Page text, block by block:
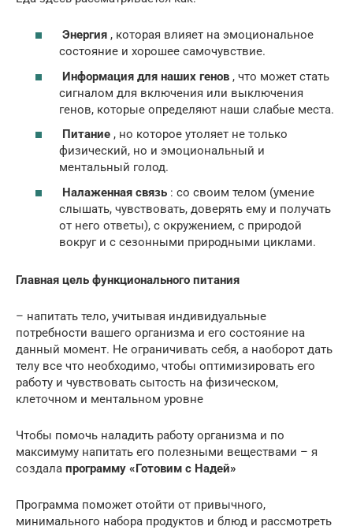
Энергия , которая влияет на эмоциональное
состояние и хорошее самочувствие.
Информация для наших генов , что может стать
сигналом для включения или выключения
генов, которые определяют наши слабые места.
Питание , но которое утоляет не только
физический, но и эмоциональный и
ментальный голод.
Налаженная связь : со своим телом (умение
слышать, чувствовать, доверять ему и получать
от него ответы), с окружением, с природой
вокруг и с сезонными природными циклами.
Главная цель функционального питания
– напитать тело, учитывая индивидуальные
потребности вашего организма и его состояние на
данный момент. Не ограничивать себя, а наоборот дать
телу все что необходимо, чтобы оптимизировать его
работу и чувствовать сытость на физическом,
клеточном и ментальном уровне
Чтобы помочь наладить работу организма и по
максимуму напитать его полезными веществами – я
создала программу «Готовим с Надей»
Программа поможет отойти от привычного,
минимального набора продуктов и блюд и рассмотреть